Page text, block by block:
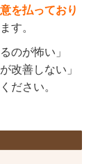
を払っており
す。
のが怖い」
改善しない」
ださい。